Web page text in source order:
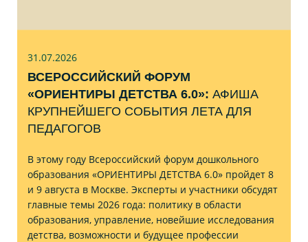
31.07.2026
ВСЕРОССИЙСКИЙ ФОРУМ
«ОРИЕНТИРЫ ДЕТСТВА 6.0»: АФИША
КРУПНЕЙШЕГО СОБЫТИЯ ЛЕТА ДЛЯ
ПЕДАГОГОВ
В этому году Всероссийский форум дошкольного
образования «ОРИЕНТИРЫ ДЕТСТВА 6.0» пройдет 8
и 9 августа в Москве. Эксперты и участники обсудят
главные темы 2026 года: политику в области
образования, управление, новейшие исследования
детства, возможности и будущее профессии